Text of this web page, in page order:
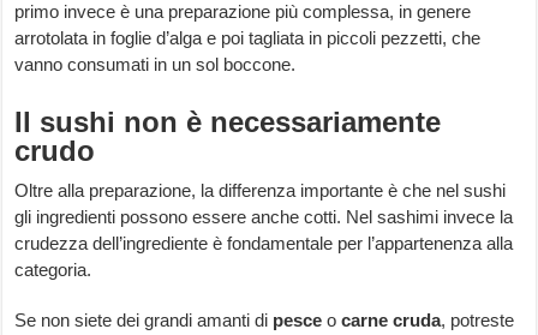
primo invece è una preparazione più complessa, in genere
arrotolata in foglie d’alga e poi tagliata in piccoli pezzetti, che
vanno consumati in un sol boccone.
Il sushi non è necessariamente
crudo
Oltre alla preparazione, la differenza importante è che nel sushi
gli ingredienti possono essere anche cotti. Nel sashimi invece la
crudezza dell’ingrediente è fondamentale per l’appartenenza alla
categoria.
Se non siete dei grandi amanti di pesce ocarne cruda, potreste